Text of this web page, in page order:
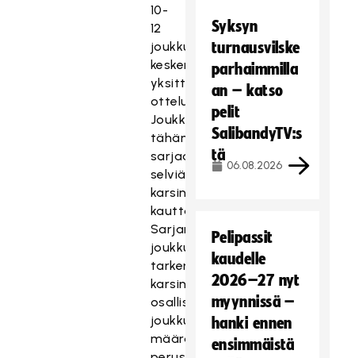
10-
12
joukkueen
kesken
yksittäisinä
otteluina.
Joukkueet
tähän
sarjaan
selviävät
karsintojen
kautta.
Sarjan
joukkuemäärä
tarkentuu
karsintoihin
osallistuvien
joukkueiden
määrän
Syksyn
turnausvilske
parhaimmilla
an – katso
pelit
SalibandyTV:s
tä
06.08.2026
Pelipassit
kaudelle
2026–27 nyt
myynnissä –
hanki ennen
ensimmäistä